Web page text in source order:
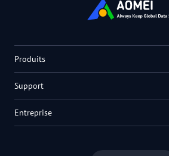
Produits
Support
Entreprise